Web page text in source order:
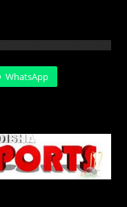
WhatsApp